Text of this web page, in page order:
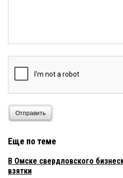
Отправить
Еще по теме
В Омске свердловского
взятки